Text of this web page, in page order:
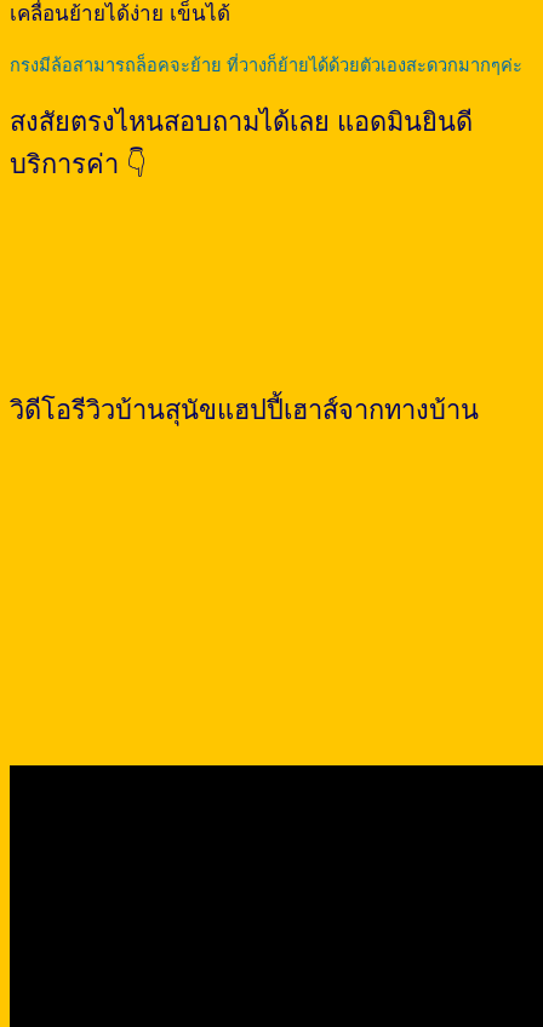
เคลื่อนย้ายได้ง่าย เข็นได้
กรงมีล้อสามารถล็อคจะย้าย ที่วางก็ย้ายได้ด้วยตัวเองสะดวกมากๆค่ะ
สงสัยตรงไหนสอบถามได้เลย แอดมินยินดี
บริการค่า 👇
วิดีโอรีวิวบ้านสุนัขแฮปปี้เฮาส์จากทางบ้าน